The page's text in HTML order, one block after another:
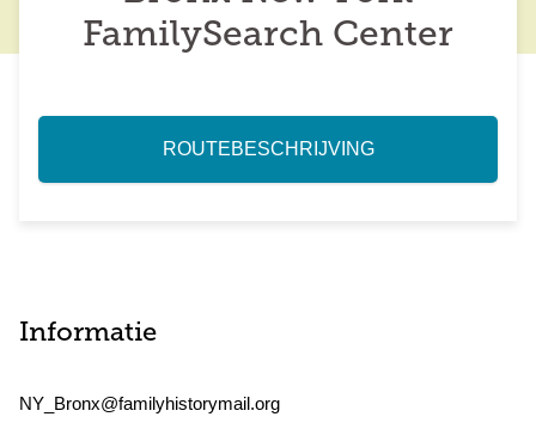
FamilySearch Center
ROUTEBESCHRIJVING
Informatie
NY_Bronx@familyhistorymail.org